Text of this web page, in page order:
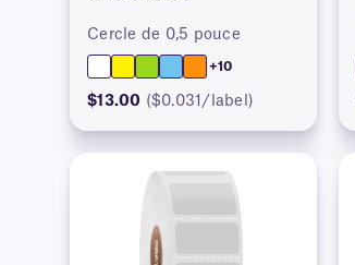
Cercle de 0,5 pouce
+10
$13.00 ($0.031/label)